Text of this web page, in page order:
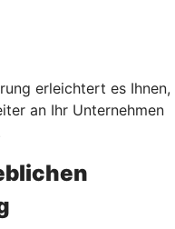
erleichtert es Ihnen,
an Ihr Unternehmen